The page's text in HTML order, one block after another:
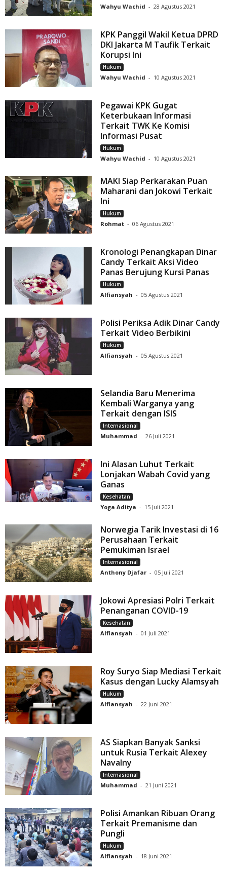
Wahyu Wachid - 28 Agustus 2021
KPK Panggil Wakil Ketua DPRD
DKI Jakarta M Taufik Terkait
Korupsi Ini
Hukum
Wahyu Wachid - 10 Agustus 2021
Pegawai KPK Gugat
Keterbukaan Informasi
Terkait TWK Ke Komisi
Informasi Pusat
Hukum
Wahyu Wachid - 10 Agustus 2021
MAKI Siap Perkarakan Puan
Maharani dan Jokowi Terkait
Ini
Hukum
Rohmat - 06 Agustus 2021
Kronologi Penangkapan Dinar
Candy Terkait Aksi Video
Panas Berujung Kursi Panas
Hukum
Alfiansyah - 05 Agustus 2021
Polisi Periksa Adik Dinar Candy
Terkait Video Berbikini
Hukum
Alfiansyah - 05 Agustus 2021
Selandia Baru Menerima
Kembali Warganya yang
Terkait dengan ISIS
Internasional
Muhammad - 26 Juli 2021
Ini Alasan Luhut Terkait
Lonjakan Wabah Covid yang
Ganas
Kesehatan
Yoga Aditya - 15 Juli 2021
Norwegia Tarik Investasi di 16
Perusahaan Terkait
Pemukiman Israel
Internasional
Anthony Djafar - 05 Juli 2021
Jokowi Apresiasi Polri Terkait
Penanganan COVID-19
Kesehatan
Alfiansyah - 01 Juli 2021
Roy Suryo Siap Mediasi Terkait
Kasus dengan Lucky Alamsyah
Hukum
Alfiansyah - 22 Juni 2021
AS Siapkan Banyak Sanksi
untuk Rusia Terkait Alexey
Navalny
Internasional
Muhammad - 21 Juni 2021
Polisi Amankan Ribuan Orang
Terkait Premanisme dan
Pungli
Hukum
Alfiansyah - 18 Juni 2021